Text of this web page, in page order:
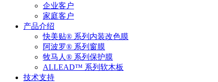
企业客户
家庭客户
产品介绍
快美贴® 系列内装改色膜
阿波罗® 系列窗膜
牧马人® 系列保护膜
ALLEAD™ 系列软木板
技术支持